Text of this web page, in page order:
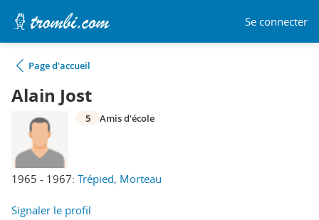
Se connecter
Page d'accueil
Alain Jost
1965 - 1967: Trépied, Morteau
5 Amis d'école
Signaler le profil